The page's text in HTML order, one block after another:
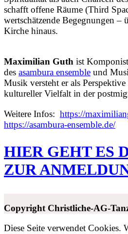
schafft offene Räume (Third
wertschätzende Begegnungen –
Kirche hinaus.
Maximilian Guth ist
des asambura ensemble und
Musik versteht er als
kultureller Vielfalt in der
Weitere Infos: https://
https://asambura-ensemble.de/
HIER GEHT ES
ZUR
Copyright Christliche-AG-
Diese Seite verwendet Cookies.